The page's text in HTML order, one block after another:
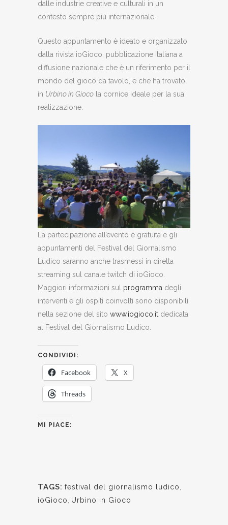
dalle industrie creative e culturali in un
contesto sempre più internazionale.
Questo appuntamento è ideato e organizzato
dalla rivista ioGioco, pubblicazione italiana a
diffusione nazionale che è un riferimento per il
mondo del gioco da tavolo, e che ha trovato
in Urbino in Gioco la cornice ideale per la sua
realizzazione.
La partecipazione all’evento è gratuita e gli
appuntamenti del Festival del Giornalismo
Ludico saranno anche trasmessi in diretta
streaming sul canale twitch di ioGioco.
Maggiori informazioni sul programma degli
interventi e gli ospiti coinvolti sono disponibili
nella sezione del sito www.iogioco.it dedicata
al Festival del Giornalismo Ludico.
CONDIVIDI:
Facebook X
Threads
MI PIACE:
TAGS: festival del giornalismo ludico
ioGioco
Urbino in Gioco